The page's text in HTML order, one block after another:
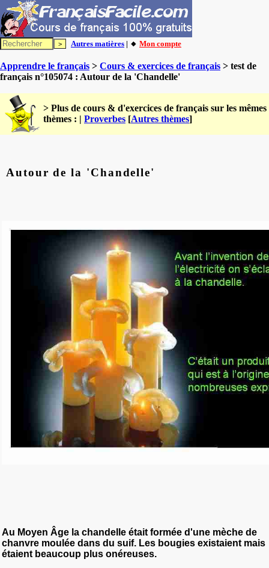
Autres matières | 🔸 Mon compte
Apprendre le français > Cours & exercices de français > test de
français n°105074 : Autour de la 'Chandelle'
> Plus de cours & d'exercices de français sur les mêmes
thèmes : | Proverbes [Autres thèmes]
Autour de la 'Chandelle'
Au Moyen Âge la chandelle était formée d'une mèche de
chanvre moulée dans du suif. Les bougies existaient mais
étaient beaucoup plus onéreuses.